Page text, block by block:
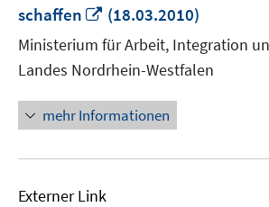
schaffen
In
neuem
Fenster
öffnen
(18.03.2010)
Ministerium für Arbeit, Integration
Landes Nordrhein-Westfalen
mehr Informationen
Externer Link